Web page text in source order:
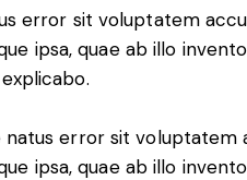
error sit voluptatem
ipsa, quae ab illo
natus error sit voluptatem
ipsa, quae ab illo